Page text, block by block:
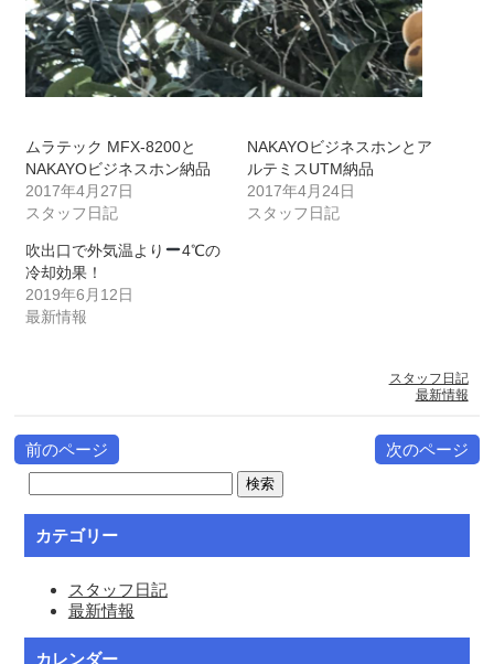
ムラテック MFX-8200と
NAKAYOビジネスホン納品
2017年4月27日
スタッフ日記
NAKAYOビジネスホンとア
ルテミスUTM納品
2017年4月24日
スタッフ日記
吹出口で外気温より
4℃の
冷却効果！
2019年6月12日
最新情報
スタッフ日記
最新情報
前のページ 次のページ
カテゴリー
スタッフ日記
最新情報
カレンダー